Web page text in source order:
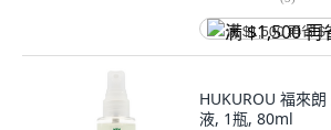
满 $1,500 再省
HUKUROU 福來
液, 1瓶, 80ml